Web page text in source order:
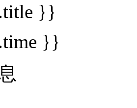
}}
}}